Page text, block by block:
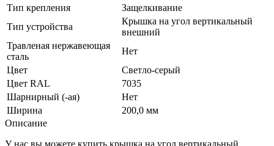
Тип крепления
Защелкивание
Тип устройства
Крышка на угол вертикальный
внешний
Травленая нержавеющая
сталь
Нет
Цвет
Светло-серый
Цвет RAL
7035
Шарнирный (-ая)
Нет
Ширина
200,0 мм
Описание
У нас вы можете купить крышка на угол вертикальный